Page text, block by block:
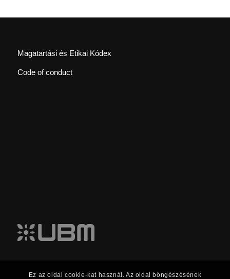
Magatartási és Etikai Kódex
Code of conduct
Ez az oldal cookie-kat használ. Az oldal böngészésének